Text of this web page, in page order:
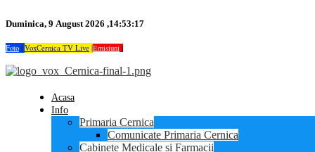
Duminica, 9 August 2026 ,14:53:17
Foto | VoxCernica TV Live |Emisiuni |
Acasa
Info
Primaria Cernica
Comunicate Primaria Cernica
Cabinete Medicale si Farmacii